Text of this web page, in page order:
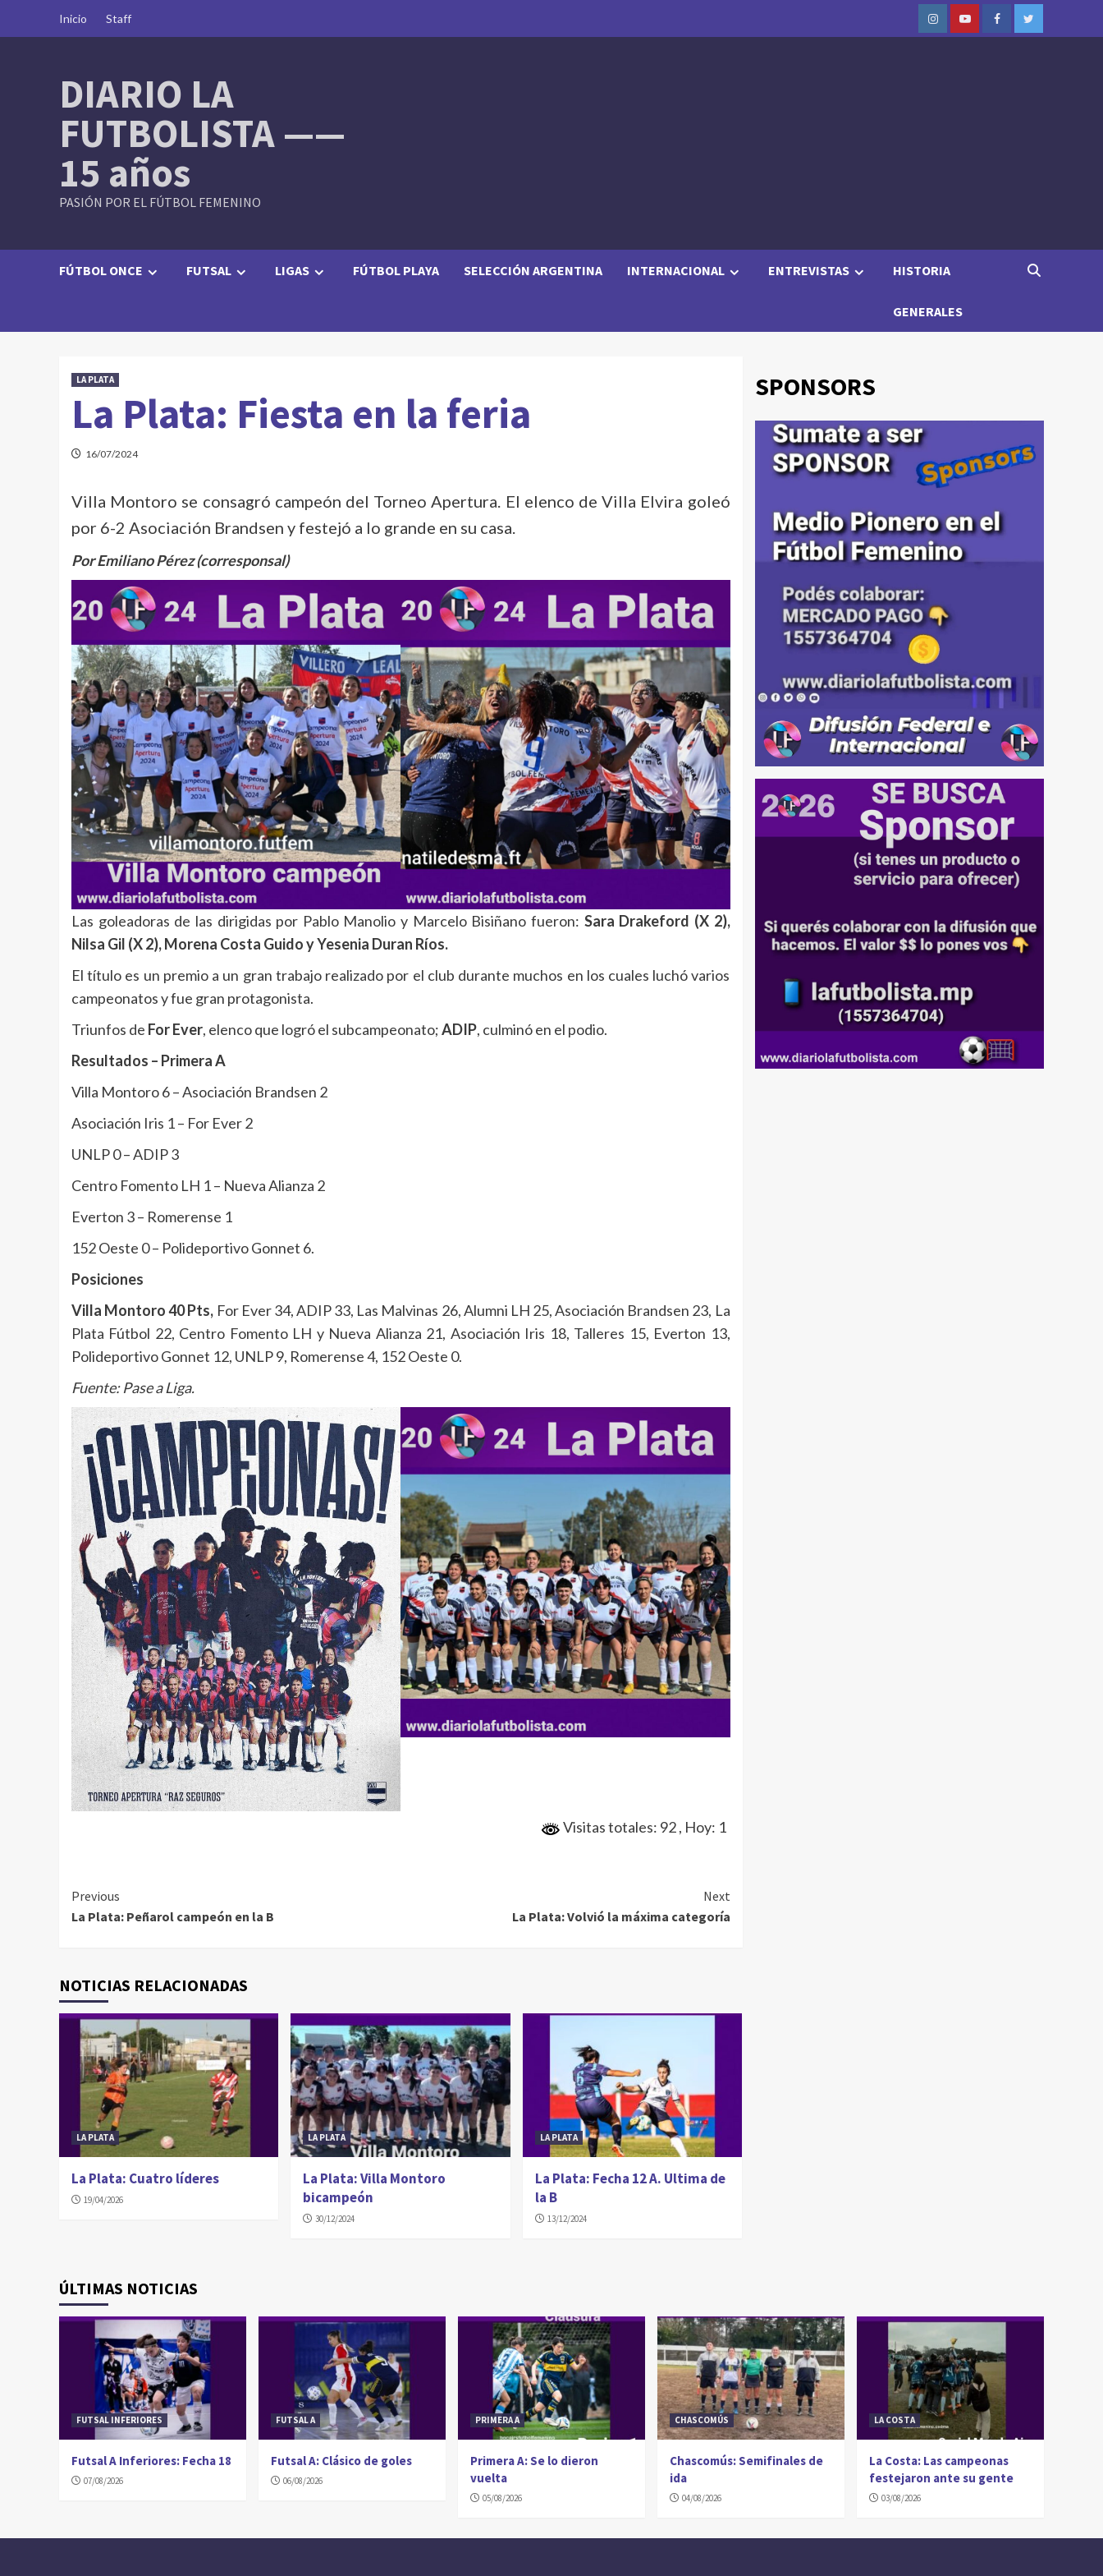
Inicio Staff
InstagramYoutubeFacebookTwitter
DIARIO LA
FUTBOLISTA ——
15 años
PASIÓN POR EL FÚTBOL FEMENINO
FÚTBOL ONCE FUTSAL LIGAS FÚTBOL PLAYA SELECCIÓN ARGENTINA INTERNACIONAL ENTREVISTAS HISTORIA
GENERALES
LA PLATA
La Plata: Fiesta en la feria
16/07/2024
Villa Montoro se consagró campeón del Torneo Apertura. El elenco de Villa Elvira goleó
por 6-2 Asociación Brandsen y festejó a lo grande en su casa.
Por Emiliano Pérez (corresponsal)
Las goleadoras de las dirigidas por Pablo Manolio y Marcelo Bisiñano fueron: Sara Drakeford (X 2),
Nilsa Gil (X 2), Morena Costa Guido y Yesenia Duran Ríos.
El título es un premio a un gran trabajo realizado por el club durante muchos en los cuales luchó varios
campeonatos y fue gran protagonista.
Triunfos de For Ever, elenco que logró el subcampeonato;ADIP, culminó en el podio.
Resultados – Primera A
Villa Montoro 6 – Asociación Brandsen 2
Asociación Iris 1 – For Ever 2
UNLP 0 – ADIP 3
Centro Fomento LH 1 – Nueva Alianza 2
Everton 3 – Romerense 1
152 Oeste 0 – Polideportivo Gonnet 6.
Posiciones
Villa Montoro 40 Pts, For Ever 34, ADIP 33, Las Malvinas 26, Alumni LH 25, Asociación Brandsen 23, La
Plata Fútbol 22, Centro Fomento LH y Nueva Alianza 21, Asociación Iris 18, Talleres 15, Everton 13,
Polideportivo Gonnet 12, UNLP 9, Romerense 4, 152 Oeste 0.
Fuente: Pase a Liga.
Visitas totales: 92, Hoy: 1
Continue
Reading
Previous
La Plata: Peñarol campeón en la B
Next
La Plata: Volvió la máxima categoría
NOTICIAS RELACIONADAS
LA PLATA
La Plata: Cuatro líderes
19/04/2026
LA PLATA
La Plata: Villa Montoro
bicampeón
30/12/2024
LA PLATA
La Plata: Fecha 12 A. Ultima de
la B
13/12/2024
SPONSORS
ÚLTIMAS NOTICIAS
FUTSAL INFERIORES
Futsal A Inferiores: Fecha 18
07/08/2026
FUTSAL A
Futsal A: Clásico de goles
06/08/2026
PRIMERA A
Primera A: Se lo dieron
vuelta
05/08/2026
CHASCOMÚS
Chascomús: Semifinales de
ida
04/08/2026
LA COSTA
La Costa: Las campeonas
festejaron ante su gente
03/08/2026